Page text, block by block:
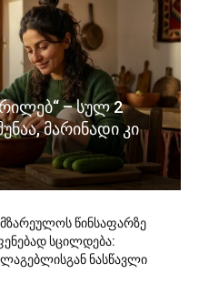
– სულ 2
მარინადი კი
წინსაფარზე
სცილდება:
ნასწავლი